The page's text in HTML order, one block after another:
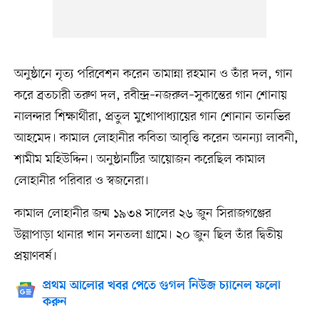
অনুষ্ঠানে নৃত্য পরিবেশন করেন তামান্না রহমান ও তাঁর দল, গান
করে ব্রতচারী তরুণ দল, রবীন্দ্র–নজরুল–সুকান্তের গান শোনায়
নালন্দার শিক্ষার্থীরা, প্রতুল মুখোপাধ্যায়ের গান শোনান তানভির
আহমেদ। কামাল লোহানীর কবিতা আবৃত্তি করেন অনন্যা লাবনী,
শামীম মহিউদ্দিন। অনুষ্ঠানটির আয়োজন করেছিল কামাল
লোহানীর পরিবার ও স্বজনেরা।
কামাল লোহানীর জন্ম ১৯৩৪ সালের ২৬ জুন সিরাজগঞ্জের
উল্লাপাড়া থানার খান সনতলা গ্রামে। ২০ জুন ছিল তাঁর দ্বিতীয়
প্রয়াণবর্ষ।
প্রথম আলোর খবর পেতে গুগল নিউজ চ্যানেল ফলো
করুন